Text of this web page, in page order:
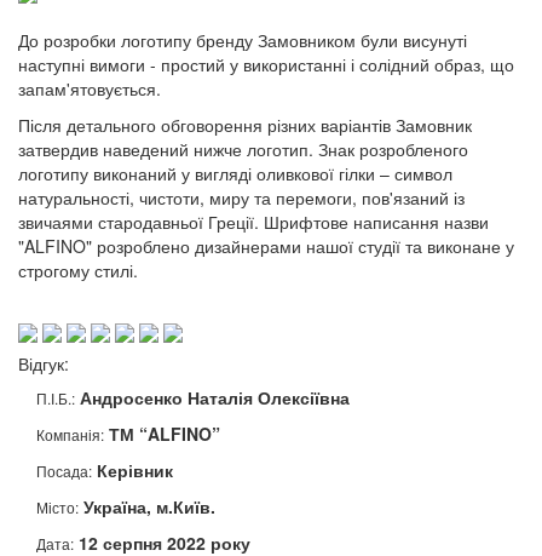
До розробки логотипу бренду Замовником були висунуті
наступні вимоги - простий у використанні і солідний образ, що
запам'ятовується.
Після детального обговорення різних варіантів Замовник
затвердив наведений нижче логотип. Знак розробленого
логотипу виконаний у вигляді оливкової гілки – символ
натуральності, чистоти, миру та перемоги, пов'язаний із
звичаями стародавньої Греції. Шрифтове написання назви
"ALFINO" розроблено дизайнерами нашої студії та виконане у
строгому стилі.
Відгук:
П.І.Б.: Андросенко Наталія Олексіївна
Компанія: ТМ “ALFINO”
Посада: Керівник
Місто: Україна, м.Київ.
Дата: 12 серпня 2022 року